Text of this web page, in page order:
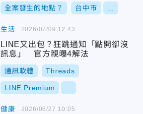
全案發生的地點？ 台中市
生活
LINE又出包？狂跳通知「點開卻沒
訊息」 官方親曝4解法
通訊軟體 Threads
LINE Premium
2026/07/09 12:43
健康 2026/06/27 10:05